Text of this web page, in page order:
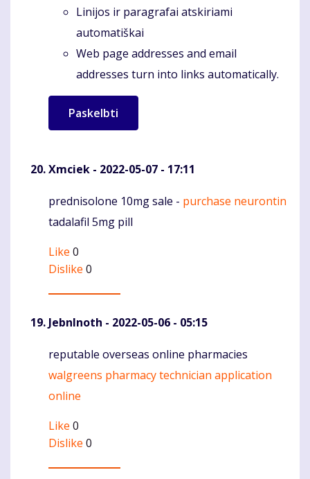
Linijos ir paragrafai atskiriami
automatiškai
Web page addresses and email
addresses turn into links automatically.
Xmciek - 2022-05-07 - 17:11
Komentaras
prednisolone 10mg sale - purchase neurontin
tadalafil 5mg pill
Like 0
Dislike 0
JebnInoth - 2022-05-06 - 05:15
Komentaras
reputable overseas online pharmacies
walgreens pharmacy technician application
online
Like 0
Dislike 0